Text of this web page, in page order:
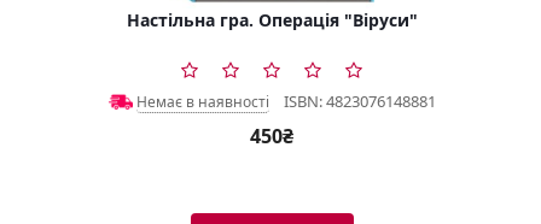
Настільна гра. Операція "Віруси"
Немає в наявності ISBN: 4823076148881
450₴